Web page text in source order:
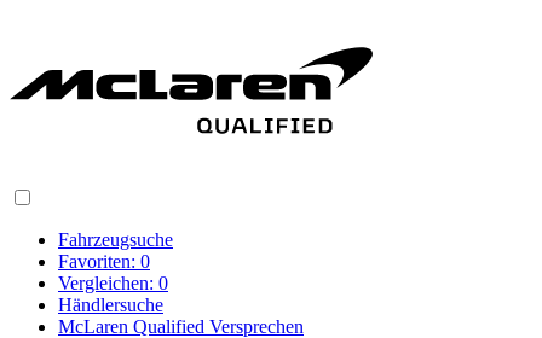
Fahrzeugsuche
Favoriten: 0
Vergleichen: 0
Händlersuche
McLaren Qualified Versprechen